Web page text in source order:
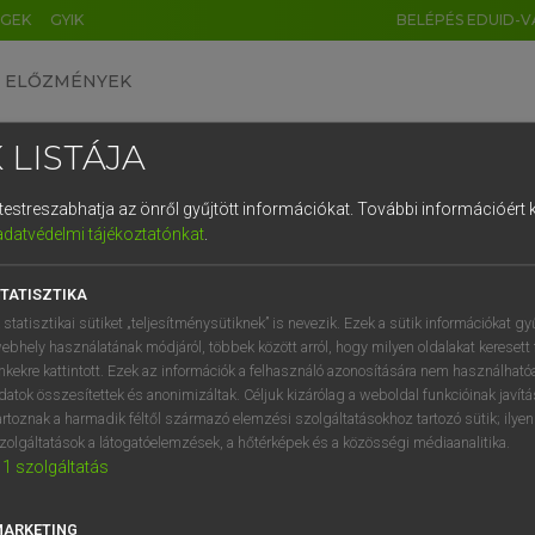
GYIK BELÉPÉS EDUID-
ELŐZMÉNYEK
egyetemes nagyszótár
VAN ELŐFIZETÉSED?
megtekintéséhez.
LISTÁJA
az önről gyűjtött információkat. További információért
tájékoztatónkat.
statisztikai sütiket „teljesítménysütiknek” is nevezik. Ezek a sütik információkat
használatának módjáról, többek között arról, hogy milyen oldalakat keresett
kattintott. Ezek az információk a felhasználó azonosítására nem
összesítettek és anonimizáltak. Céljuk kizárólag a weboldal funkcióinak
a harmadik féltől származó elemzési szolgáltatásokhoz tartozó sütik;
a látogatóelemzések, a hőtérképek és a közösségi médiaanalitika.
1 szolgáltatás
DE CN FR ES IT NL
1 2 3 4 5 6 7 8 9
q w e r t z u i
a s d f g h j k l é
í y x c v b n m , .